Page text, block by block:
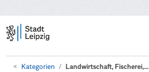
Kategorien Landwirtschaft, Fischerei,...